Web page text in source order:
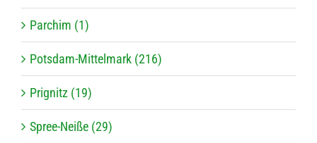
Parchim (1)
Potsdam-Mittelmark (216)
Prignitz (19)
Spree-Neiße (29)